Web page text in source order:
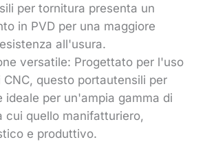
per tornitura presenta un
in PVD per una maggiore
all'usura.
versatile: Progettato per l'uso
CNC, questo portautensili per
ideale per un'ampia gamma di
cui quello manifatturiero,
e produttivo.